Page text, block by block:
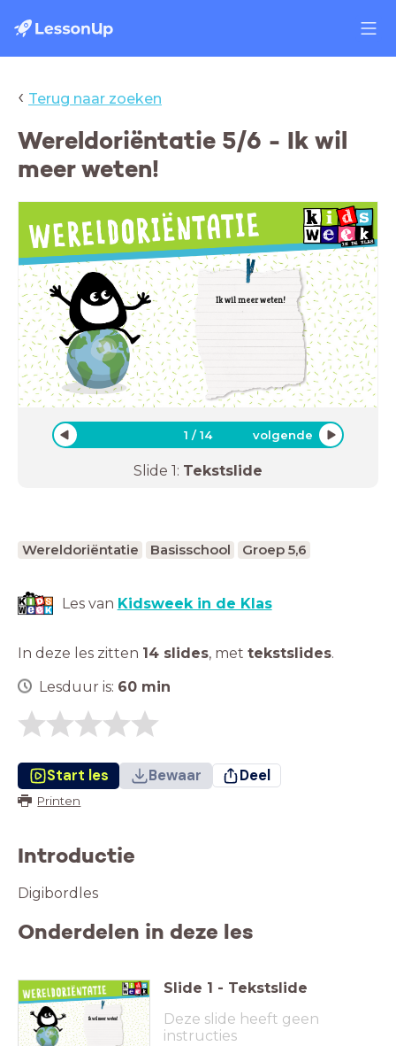
‹ Terug naar zoeken
Wereldoriëntatie 5/6 - Ik wil
meer weten!
Ik wil meer weten!
1 /14 volgende
Slide 1: Tekstslide
Wereldoriëntatie Basisschool Groep 5,6
Les van Kidsweek in de Klas
In deze les zitten 14 slides, met tekstslides.
Lesduur is: 60 min
Start les Bewaar Deel
Printen
Introductie
Digibordles
Onderdelen in deze les
Ik wil meer weten!
Slide 1 - Tekstslide
Deze slide heeft geen
instructies